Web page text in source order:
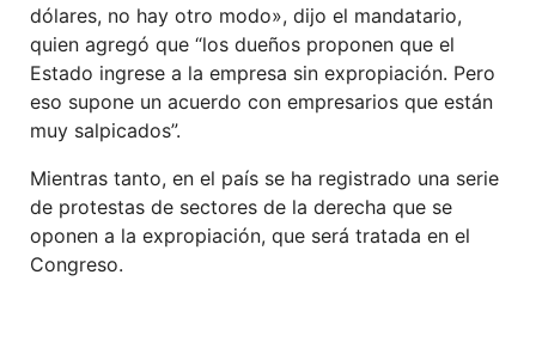
dólares, no hay otro modo», dijo el mandatario,
quien agregó que “los dueños proponen que el
Estado ingrese a la empresa sin expropiación. Pero
eso supone un acuerdo con empresarios que están
muy salpicados”.
Mientras tanto, en el país se ha registrado una serie
de protestas de sectores de la derecha que se
oponen a la expropiación, que será tratada en el
Congreso.